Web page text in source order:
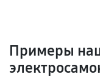
Примеры